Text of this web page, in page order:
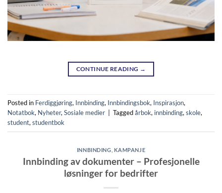
CONTINUE READING →
Posted in Ferdiggjøring, Innbinding, Innbindingsbok, Inspirasjon,
Notatbok, Nyheter,Sosiale medier Taggedårbok, innbinding,skole,
student,studentbok
INNBINDING KAMPANJE
Innbinding av dokumenter – Profesjonelle
løsninger for bedrifter